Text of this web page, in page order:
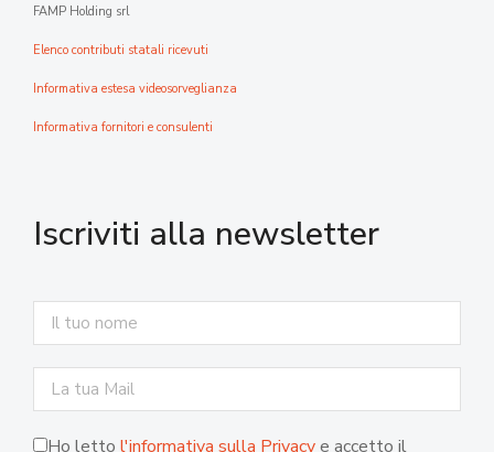
FAMP Holding srl
Elenco contributi statali ricevuti
Informativa estesa videosorveglianza
Informativa fornitori e consulenti
Iscriviti alla newsletter
Ho letto l'informativa sulla Privacye accetto il